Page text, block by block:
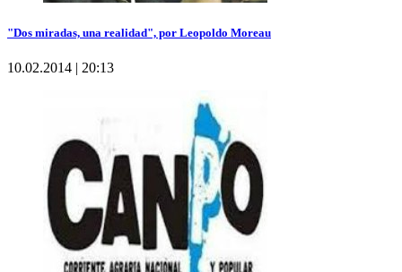
"Dos miradas, una realidad", por Leopoldo Moreau
10.02.2014 | 20:13